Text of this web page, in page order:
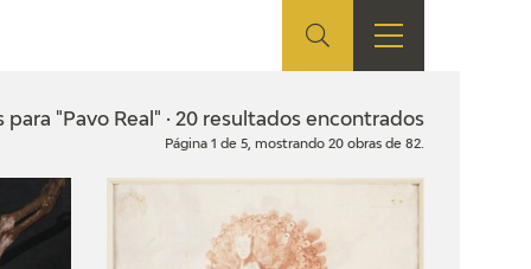
TIENDA EDUCA
RECURSOS
EDUCATIVOS
para "Pavo Real" · 20 resultados encontrados
Página 1 de 5, mostrando 20 obras de 82.